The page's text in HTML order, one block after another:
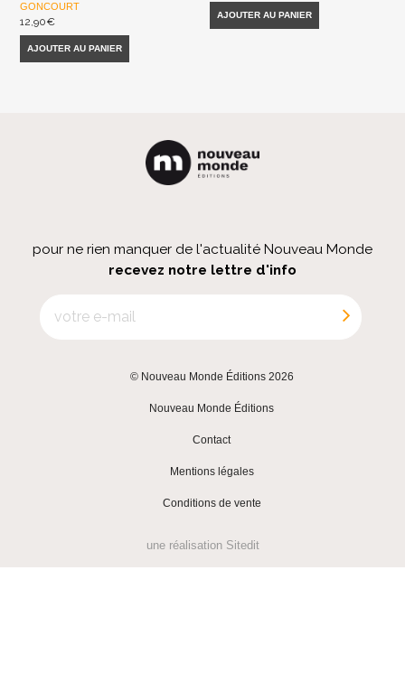
GONCOURT
12,90€
AJOUTER AU PANIER
AJOUTER AU PANIER
pour ne rien manquer de l'actualité Nouveau Monde
recevez notre lettre d'info
© Nouveau Monde Éditions 2026
Nouveau Monde Éditions
Contact
Mentions légales
Conditions de vente
une réalisation Sitedit